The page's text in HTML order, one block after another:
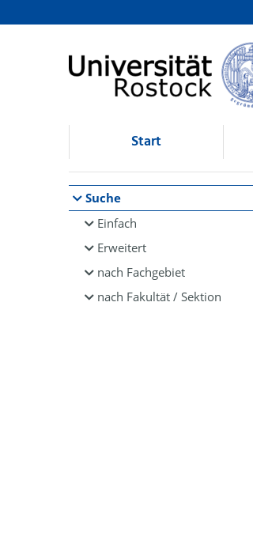
Browsen
direkt zum Inhalt
Start
Suche
Einfach
Erweitert
nach Fachgebiet
nach Fakultät / Sektion